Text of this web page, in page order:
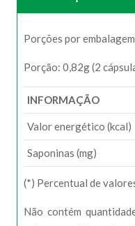
Porções por
Porção: 0,82g (2
INFORMAÇÃO
Valor energético (kcal)
Saponinas (mg)
(*) Percentual de
Não contém